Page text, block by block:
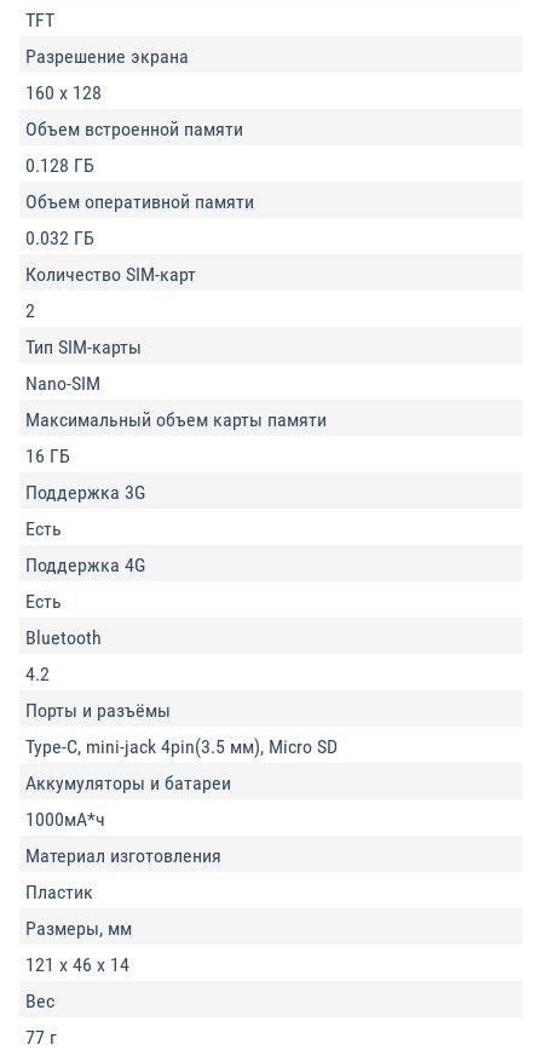
TFT
Разрешение экрана
160 x 128
Объем встроенной памяти
0.128 ГБ
Объем оперативной памяти
0.032 ГБ
Количество SIM-карт
2
Тип SIM-карты
Nano-SIM
Максимальный объем карты памяти
16 ГБ
Поддержка 3G
Есть
Поддержка 4G
Есть
Bluetooth
4.2
Порты и разъёмы
Type-C, mini-jack 4pin(3.5 мм), Micro SD
Аккумуляторы и батареи
1000мА*ч
Материал изготовления
Пластик
Размеры, мм
121 х 46 х 14
Вес
77 г